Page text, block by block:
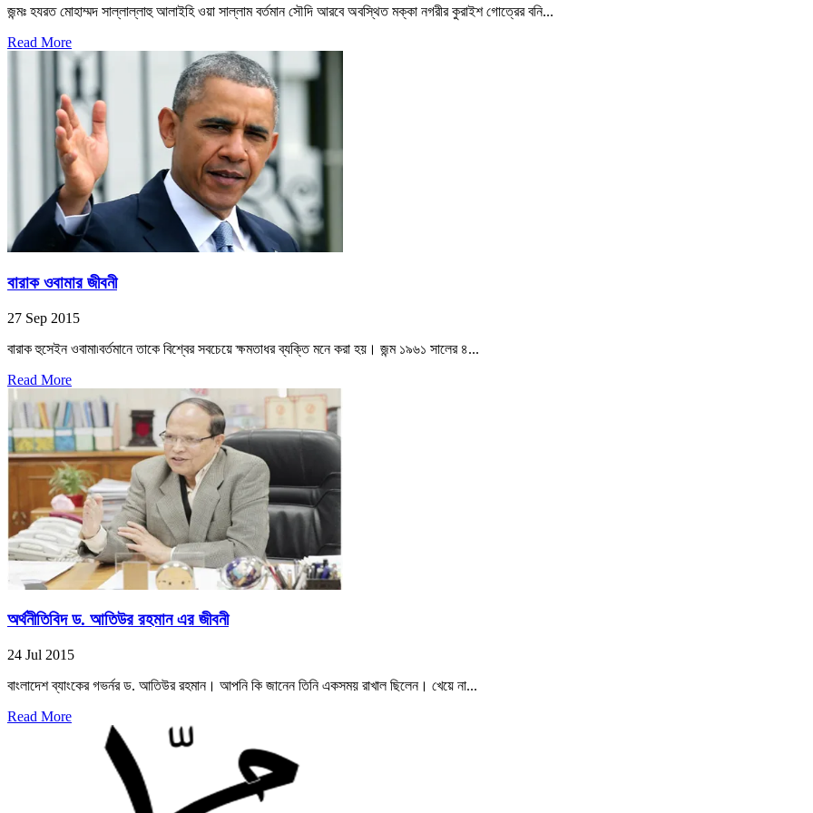
জন্মঃ হযরত মোহাম্মদ সাল্লাল্লাহু আলাইহি ওয়া সাল্লাম বর্তমান সৌদি আরবে অবস্থিত মক্কা নগরীর কুরাইশ গোত্রের বনি...
Read More
বারাক ওবামার জীবনী
27 Sep 2015
বারাক হুসেইন ওবামা৷বর্তমানে তাকে বিশ্বের সবচেয়ে ক্ষমতাধর ব্যক্তি মনে করা হয়। জন্ম ১৯৬১ সালের ৪...
Read More
অর্থনীতিবিদ ড. আতিউর রহমান এর জীবনী
24 Jul 2015
বাংলাদেশ ব্যাংকের গভর্নর ড. আতিউর রহমান। আপনি কি জানেন তিনি একসময় রাখাল ছিলেন। খেয়ে না...
Read More